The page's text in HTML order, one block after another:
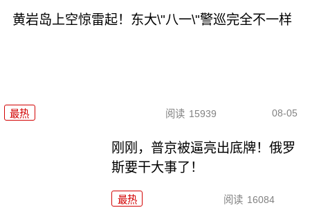
黄岩岛上空惊雷起！东大\"八一\"警巡完全不一样
最热 阅读 15939 08-05
刚刚，普京被逼亮出底牌！俄罗
斯要干大事了！
最热 阅读 16084